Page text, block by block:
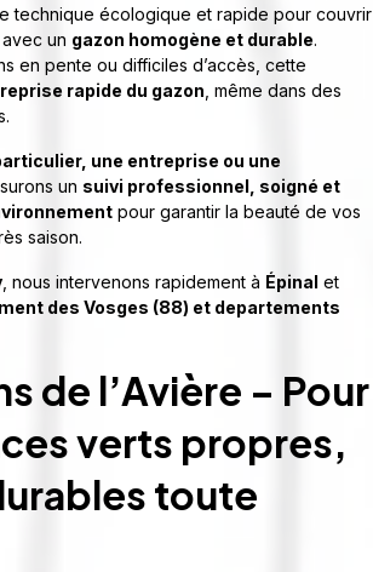
technique écologique et rapide pour couvrir
un gazon homogène et durable.
en pente ou difficiles d’accès, cette
reprise rapide du gazon , même dans des
une entreprise ou une
un suivi professionnel, soigné et
pour garantir la beauté de vos
saison.
, nous intervenons rapidement à Épinal et
des Vosges (88) et departements
de l’Avière – Pour
verts propres,
toute